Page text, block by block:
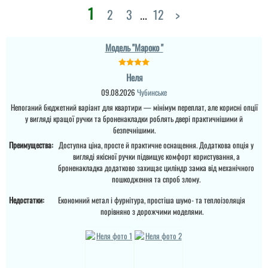
нет)))). Ребята молодцы,
Александр, Дмитрий и
цилиндр. Отдельное
спасибо мастерам,
бюджет, заклинила
сердцеіина бал через
декілька днів, але мене
попереджали, що це
ремонту, на сл...
читати всі відгуки
Хороший вариант для
главное: 1. двери имеют
просто шикарно. 3.
читати всі відгуки
1 2 3 ... 12 >
Модель "Мароко "
Неля
09.08.2026 Чубинське
Непоганий бюджетний варіант для квартири — мінімум переплат, але корисні опції
у вигляді кращої ручки та броненакладки роблять двері практичнішими й
безпечнішими.
Преимущества: Доступна ціна, просте й практичне оснащення. Додаткова опція у
вигляді якісної ручки підвищує комфорт користування, а
броненакладка додатково захищає циліндр замка від механічного
пошкодження та спроб злому.
Недостатки:
Економний метал і фурнітура, простіша шумо- та теплоізоляція
порівняно з дорожчими моделями.